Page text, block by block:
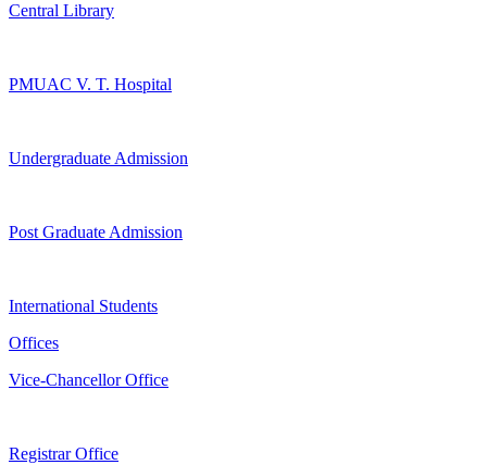
Central Library
PMUAC V. T. Hospital
Undergraduate Admission
Post Graduate Admission
International Students
Offices
Vice-Chancellor Office
Registrar Office